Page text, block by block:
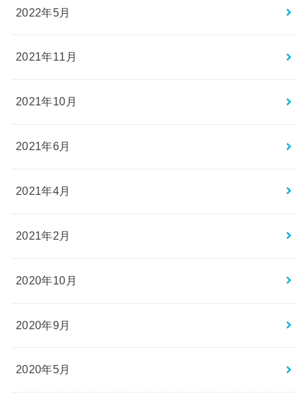
2022年5月
2021年11月
2021年10月
2021年6月
2021年4月
2021年2月
2020年10月
2020年9月
2020年5月